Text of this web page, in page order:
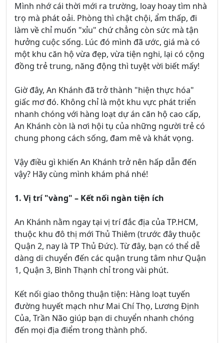
Mình nhớ cái thời mới ra trường, loay hoay tìm nhà
trọ mà phát oải. Phòng thì chật chội, ẩm thấp, đi
làm về chỉ muốn "xỉu" chứ chẳng còn sức mà tận
hưởng cuộc sống. Lúc đó mình đã ước, giá mà có
một khu căn hộ vừa đẹp, vừa tiện nghi, lại có cộng
đồng trẻ trung, năng động thì tuyệt vời biết mấy!
Giờ đây, An Khánh đã trở thành "hiện thực hóa"
giấc mơ đó. Không chỉ là một khu vực phát triển
nhanh chóng với hàng loạt dự án căn hộ cao cấp,
An Khánh còn là nơi hội tụ của những người trẻ có
chung phong cách sống, đam mê và khát vọng.
Vậy điều gì khiến An Khánh trở nên hấp dẫn đến
vậy? Hãy cùng mình khám phá nhé!
1. Vị trí "vàng" – Kết nối ngàn tiện ích
An Khánh nằm ngay tại vị trí đắc địa của TP.HCM,
thuộc khu đô thị mới Thủ Thiêm (trước đây thuộc
Quận 2, nay là TP Thủ Đức). Từ đây, bạn có thể dễ
dàng di chuyển đến các quận trung tâm như Quận
1, Quận 3, Bình Thạnh chỉ trong vài phút.
Kết nối giao thông thuận tiện: Hàng loạt tuyến
đường huyết mạch như Mai Chí Thọ, Lương Định
Của, Trần Não giúp bạn di chuyển nhanh chóng
đến mọi địa điểm trong thành phố.